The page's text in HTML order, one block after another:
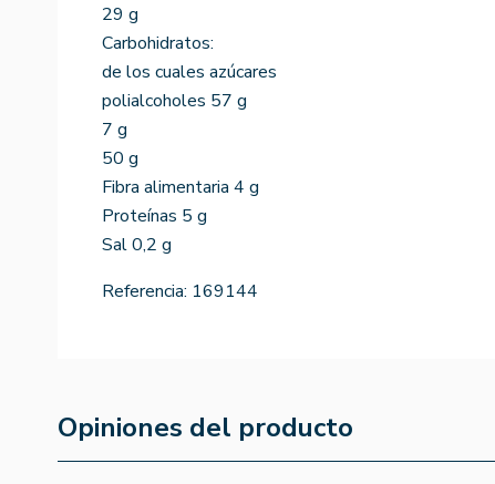
29 g
Carbohidratos:
de los cuales azúcares
polialcoholes 57 g
7 g
50 g
Fibra alimentaria 4 g
Proteínas 5 g
Sal 0,2 g
Referencia: 169144
Opiniones del producto